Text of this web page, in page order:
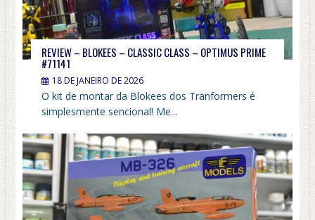
REVIEW – BLOKEES – CLASSIC CLASS – OPTIMUS PRIME
#71141
18 DE JANEIRO DE 2026
O kit de montar da Blokees dos Tranformers é
simplesmente sencional! Me...